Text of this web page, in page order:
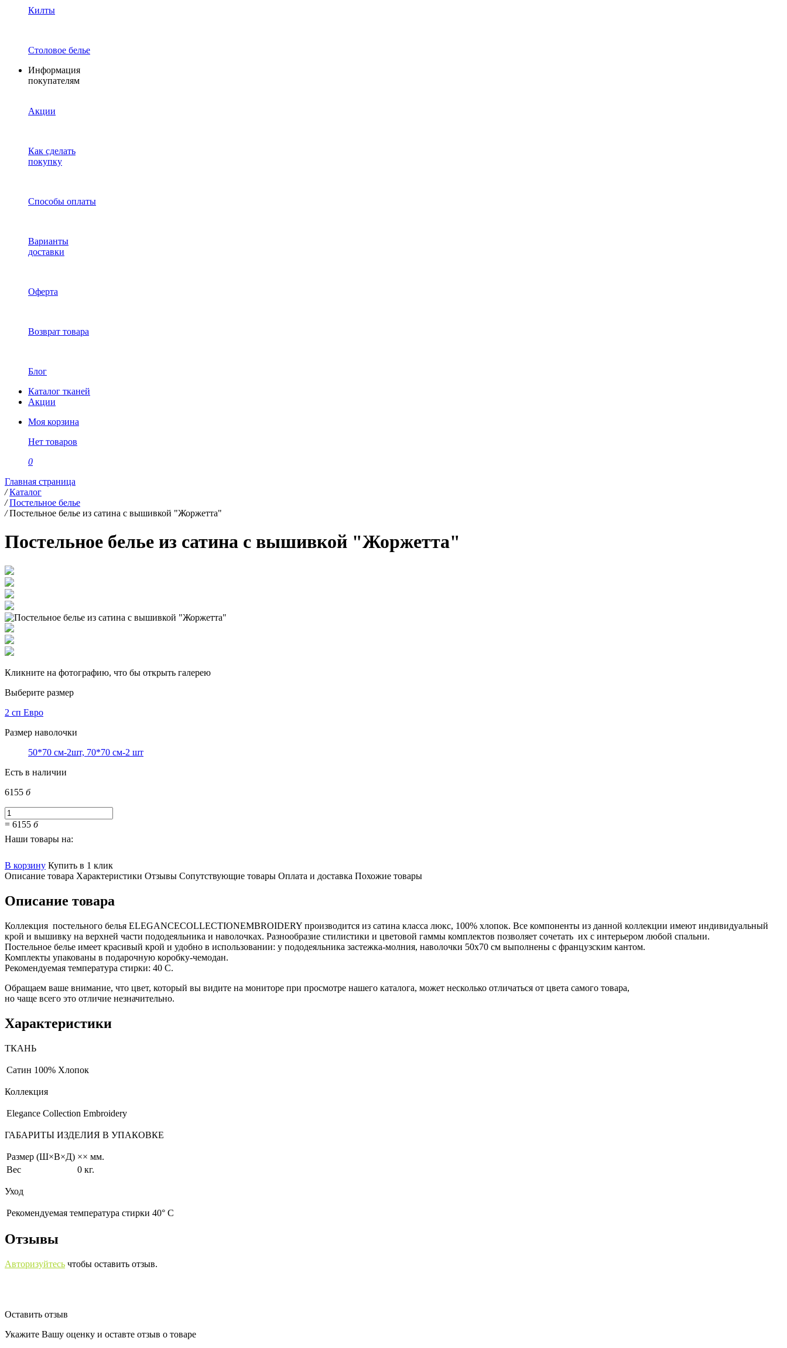
Килты
Столовое белье
Информация
покупателям
Акции
Как сделать
покупку
Способы оплаты
Варианты
доставки
Оферта
Возврат товара
Блог
Каталог тканей
Акции
Моя корзина
Нет товаров
0
Главная страница
/ Каталог
/ Постельное белье
/ Постельное белье из сатина с вышивкой "Жоржетта"
Постельное белье из сатина с вышивкой "Жоржетта"
Кликните на фотографию, что бы открыть галерею
Выберите размер
2 сп Евро
Размер наволочки
50*70 см-2шт, 70*70 см-2 шт
Есть в наличии
6155 б
= 6155 б
Наши товары на:
В корзину Купить в 1 клик
Описание товара Характеристики Отзывы Сопутствующие товары Оплата и доставка Похожие товары
Описание товара
Коллекция постельного белья ELEGANCECOLLECTIONEMBROIDERY производится из сатина класса люкс, 100% хлопок. Все компоненты из данной коллекции имеют индивидуальный
крой и вышивку на верхней части пододеяльника и наволочках. Разнообразие стилистики и цветовой гаммы комплектов позволяет сочетать их с интерьером любой спальни.
Постельное белье имеет красивый крой и удобно в использовании: у пододеяльника застежка-молния, наволочки 50х70 см выполнены с французским кантом.
Комплекты упакованы в подарочную коробку-чемодан.
Рекомендуемая температура стирки: 40 С.
Обращаем ваше внимание, что цвет, который вы видите на мониторе при просмотре нашего каталога, может несколько отличаться от цвета самого товара,
но чаще всего это отличие незначительно.
Характеристики
ТКАНЬ
Сатин 100% Хлопок
Коллекция
Elegance Collection Embroidery
ГАБАРИТЫ ИЗДЕЛИЯ В УПАКОВКЕ
Размер (Ш×В×Д) ×× мм.
Вес
0 кг.
Уход
Рекомендуемая температура стирки 40° С
Отзывы
Авторизуйтесь чтобы оставить отзыв.
Оставить отзыв
Укажите Вашу оценку и оставте отзыв о товаре